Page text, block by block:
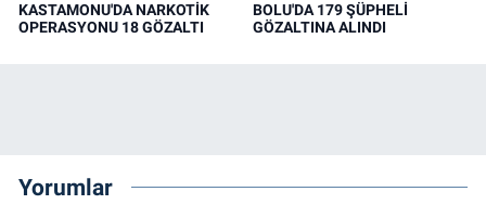
KASTAMONU'DA NARKOTİK
OPERASYONU 18 GÖZALTI
BOLU'DA 179 ŞÜPHELİ
GÖZALTINA ALINDI
Yorumlar